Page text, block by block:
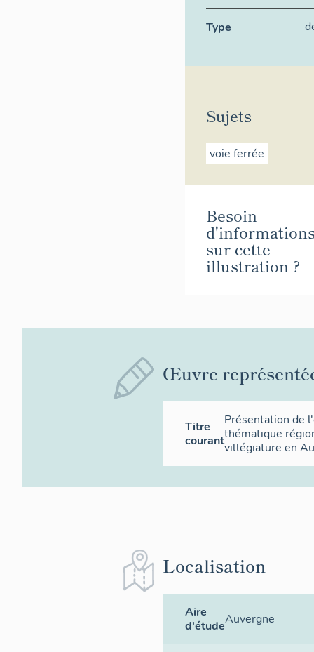
Type
Sujets
voie ferrée
Besoin
sur cette
illustration ?
Œuvre
Titre
courant
Présentation de
thématique
villégiature en
Localisation
Aire
d'étudeAuvergne